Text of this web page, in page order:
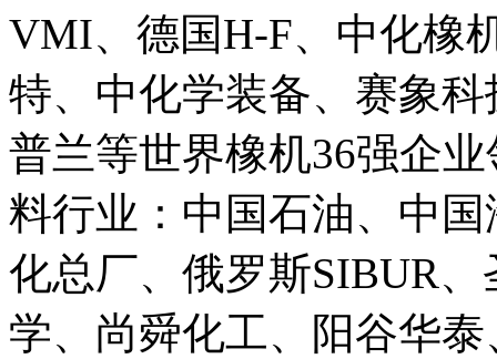
VMI、德国H-F、中化橡
特、中化学装备、赛象科
普兰等世界橡机36强企
料行业：中国石油、中国
化总厂、俄罗斯SIBUR
学、尚舜化工、阳谷华